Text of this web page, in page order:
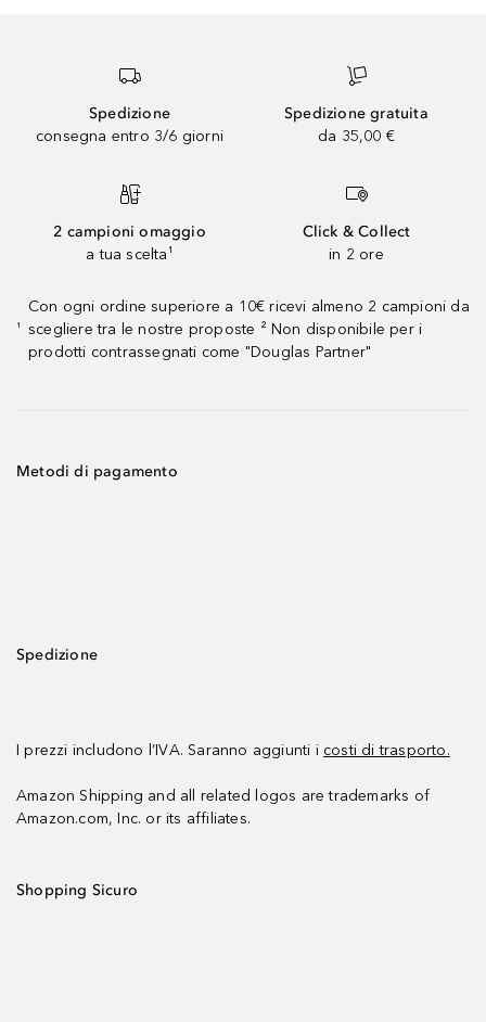
Spedizione
consegna entro 3/6 giorni
Spedizione gratuita
da 35,00 €
2 campioni omaggio
a tua scelta¹
Click & Collect
in 2 ore
¹
Con ogni ordine superiore a 10€ ricevi almeno 2 campioni da
scegliere tra le nostre proposte ² Non disponibile per i
prodotti contrassegnati come "Douglas Partner"
Metodi di pagamento
Spedizione
I prezzi includono l’IVA. Saranno aggiunti i costi di trasporto.
Amazon Shipping and all related logos are trademarks of
Amazon.com, Inc. or its affiliates.
Shopping Sicuro